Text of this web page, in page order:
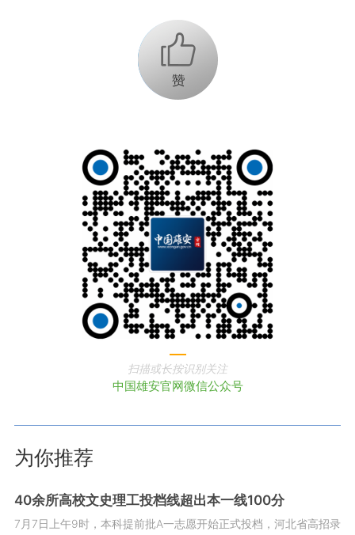
+1
扫描或长按识别关注
中国雄安官网微信公众号
为你推荐
40余所高校文史理工投档线超出本一线100分
7月7日上午9时，本科提前批A一志愿开始正式投档，河北省高招录